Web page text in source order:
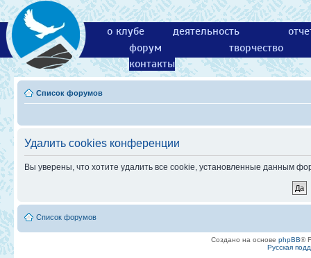
о клубе деятельность
форум
творчество
контакты
Список форумов
Удалить cookies конференции
Вы уверены, что хотите удалить все cookie, установленные данным
Список форумов
Создано на основе phpBB®
Русская